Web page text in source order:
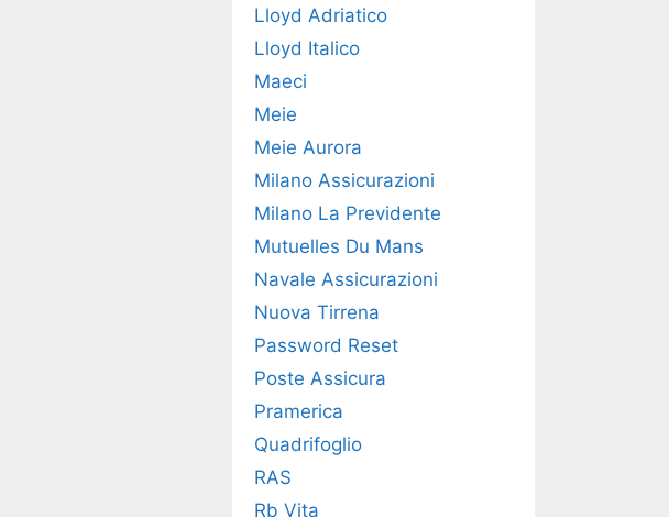
Lloyd Adriatico
Lloyd Italico
Maeci
Meie
Meie Aurora
Milano Assicurazioni
Milano La Previdente
Mutuelles Du Mans
Navale Assicurazioni
Nuova Tirrena
Password Reset
Poste Assicura
Pramerica
Quadrifoglio
RAS
Rb Vita